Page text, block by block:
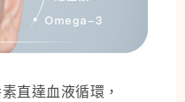
直達血液循環，